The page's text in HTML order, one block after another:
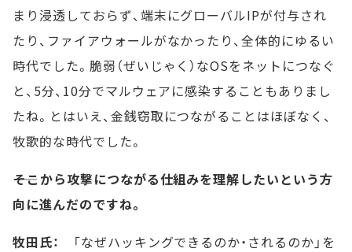
まり浸透しておらず、端末にグローバルIPが付与され
たり、ファイアウォールがなかったり、全体的にゆるい
時代でした。脆弱（ぜいじゃく）なOSをネットにつなぐ
と、5分、10分でマルウェアに感染することもありまし
たね。とはいえ、金銭窃取につながることはほぼなく、
牧歌的な時代でした。
――そこから攻撃につながる仕組みを理解したいという方
向に進んだのですね。
牧田氏：
「なぜハッキングできるのか・されるのか」を